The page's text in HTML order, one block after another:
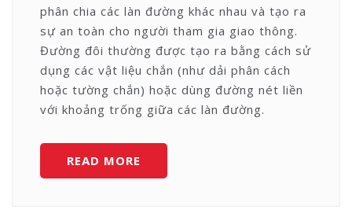
phân chia các làn đường khác nhau và tạo ra
sự an toàn cho người tham gia giao thông.
Đường đôi thường được tạo ra bằng cách sử
dụng các vật liệu chắn (như dải phân cách
hoặc tường chắn) hoặc dùng đường nét liền
với khoảng trống giữa các làn đường.
READ MORE
HIỂU